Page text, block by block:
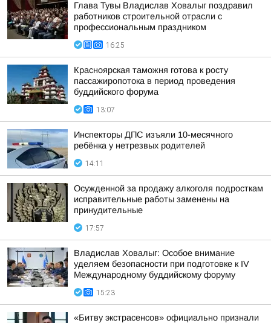
Глава Тувы Владислав Ховалыг поздравил
работников строительной отрасли с
профессиональным праздником
16:25
Красноярская таможня готова к росту
пассажиропотока в период проведения
буддийского форума
13:07
Инспекторы ДПС изъяли 10-месячного
ребёнка у нетрезвых родителей
14:11
Осужденной за продажу алкоголя подросткам
исправительные работы заменены на
принудительные
17:57
Владислав Ховалыг: Особое внимание
уделяем безопасности при подготовке к IV
Международному буддийскому форуму
15:23
«Битву экстрасенсов» официально признали